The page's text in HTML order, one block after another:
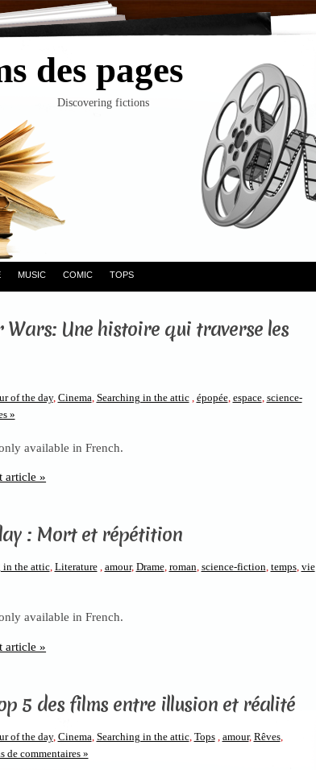
des pages
Discovering fictions
MUSIC COMIC TOPS
Wars: Une histoire qui traverse les
of the day, Cinema, Searching in the attic, épopée, espace, science-
»
available in French.
article »
: Mort et répétition
in the attic, Literature, amour, Drame, roman, science-fiction, temps, vie
available in French.
article »
5 des films entre illusion et réalité
of the day, Cinema Searching in the attic, Tops, amour, Rêves,
de commentaires »